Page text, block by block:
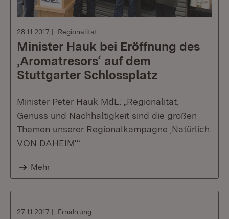
28.11.2017 Regionalität
Minister Hauk bei Eröffnung des
‚Aromatresors‘ auf dem
Stuttgarter Schlossplatz
Minister Peter Hauk MdL: „Regionalität,
Genuss und Nachhaltigkeit sind die großen
Themen unserer Regionalkampagne ‚Natürlich.
VON DAHEIM‘“
Mehr
27.11.2017 Ernährung